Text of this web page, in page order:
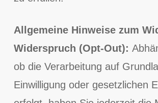
Allgemeine Hinweise zum
Widerspruch (Opt-Out):
ob die Verarbeitung auf
Einwilligung oder gesetzlichen